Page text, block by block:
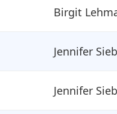
Birgit
Jennifer
Jennifer